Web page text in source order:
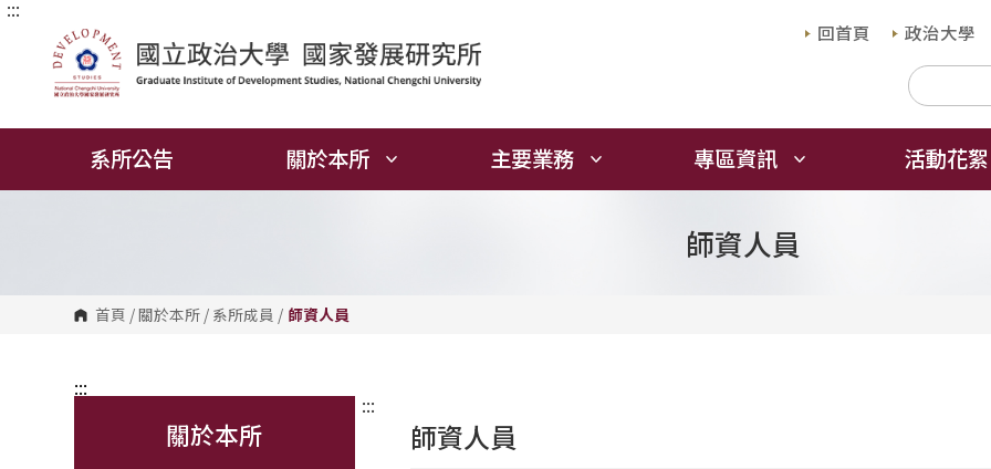
跳
塊
:::
回首頁 政治大學
系所公告 關於本所 主要業務 專區資訊 活動花絮
師資人員
首頁 /關於本所 / 系所成員 / 師資人員
:::
關於本所
:::
師資人員